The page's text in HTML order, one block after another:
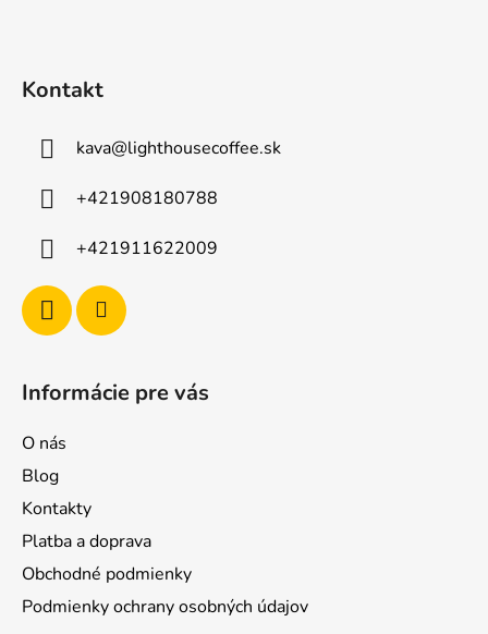
Kontakt
kava@lighthousecoffee.sk
+421908180788
+421911622009
Informácie pre vás
O nás
Blog
Kontakty
Platba a doprava
Obchodné podmienky
Podmienky ochrany osobných údajov